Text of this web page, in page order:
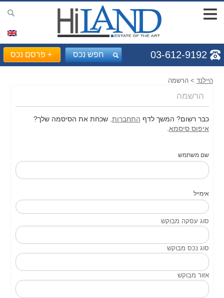
03-612-9192
+ פרסם נכס חפש נכס
היילנד > הרשמה
הרשמה
כבר רשום? המשך לדף התחברות. שכחת את הסיסמה שלך?
איפוס סיסמא.
שם משתמש
אימייל
סוג עסקה מבוקש
סוג נכס מבוקש
אזור מבוקש